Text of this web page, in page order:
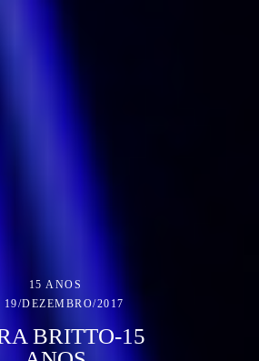
15 ANOS
19/DEZEMBRO/2017
BRITTO-15